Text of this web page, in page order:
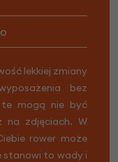
lekkiej zmiany
bez
te mogą nie być
na zdjęciach. W
rower może
stanowi to wady i